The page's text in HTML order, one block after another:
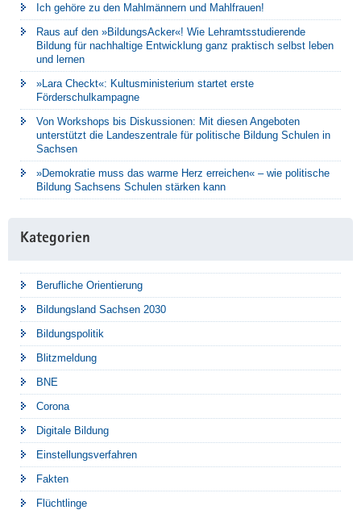
Ich gehöre zu den Mahlmännern und Mahlfrauen!
Raus auf den »BildungsAcker«! Wie Lehramtsstudierende
Bildung für nachhaltige Entwicklung ganz praktisch selbst leben
und lernen
»Lara Checkt«: Kultusministerium startet erste
Förderschulkampagne
Von Workshops bis Diskussionen: Mit diesen Angeboten
unterstützt die Landeszentrale für politische Bildung Schulen in
Sachsen
»Demokratie muss das warme Herz erreichen« – wie politische
Bildung Sachsens Schulen stärken kann
Kategorien
Berufliche Orientierung
Bildungsland Sachsen 2030
Bildungspolitik
Blitzmeldung
BNE
Corona
Digitale Bildung
Einstellungsverfahren
Fakten
Flüchtlinge